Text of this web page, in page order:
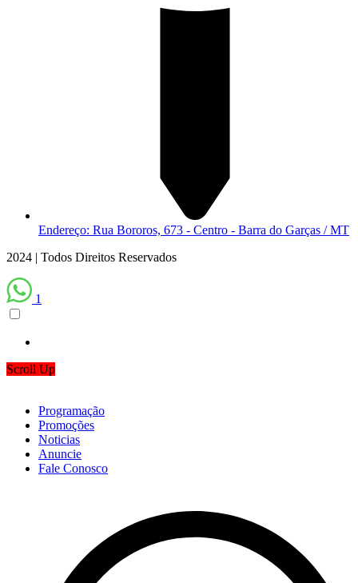
Endereço: Rua Bororos, 673 - Centro - Barra do Garças / MT
2024 | Todos Direitos Reservados
1
Scroll Up
Programação
Promoções
Noticias
Anuncie
Fale Conosco